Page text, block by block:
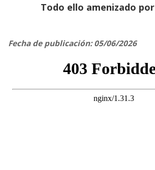
Todo ello amenizado por
Fecha de publicación: 05/06/2026